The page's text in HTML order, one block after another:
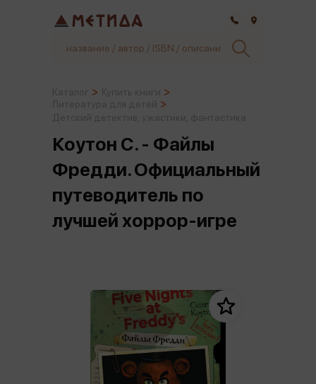
Коутон С. - Файлы
Фредди. Официальный
путеводитель по
лучшей хоррор-игре